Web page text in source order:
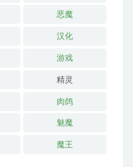
恶魔
汉化
游戏
精灵
肉鸽
魅魔
魔王